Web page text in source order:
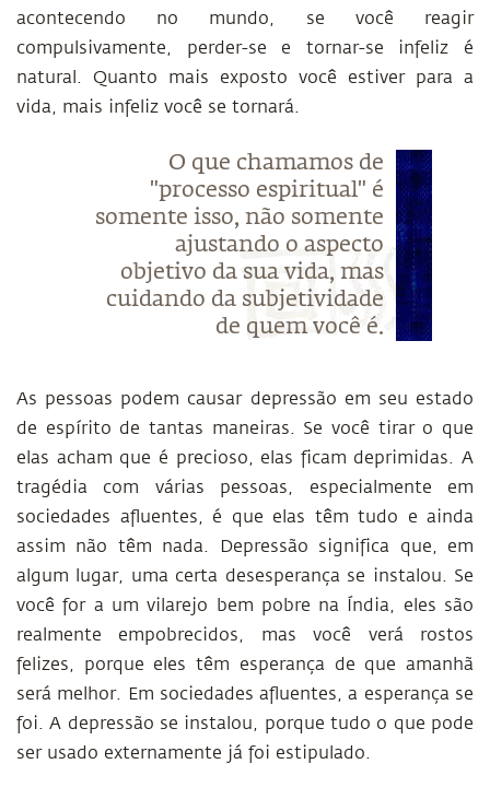
acontecendo no mundo, se você reagir
compulsivamente, perder-se e tornar-se infeliz é
natural. Quanto mais exposto você estiver para a
vida, mais infeliz você se tornará.
O que chamamos de
"processo espiritual" é
somente isso, não somente
ajustando o aspecto
objetivo da sua vida, mas
cuidando da subjetividade
de quem você é.
As pessoas podem causar depressão em seu estado
de espírito de tantas maneiras. Se você tirar o que
elas acham que é precioso, elas ficam deprimidas. A
tragédia com várias pessoas, especialmente em
sociedades afluentes, é que elas têm tudo e ainda
assim não têm nada. Depressão significa que, em
algum lugar, uma certa desesperança se instalou. Se
você for a um vilarejo bem pobre na Índia, eles são
realmente empobrecidos, mas você verá rostos
felizes, porque eles têm esperança de que amanhã
será melhor. Em sociedades afluentes, a esperança se
foi. A depressão se instalou, porque tudo o que pode
ser usado externamente já foi estipulado.